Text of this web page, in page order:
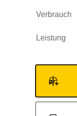
Verbrauch
Leistung